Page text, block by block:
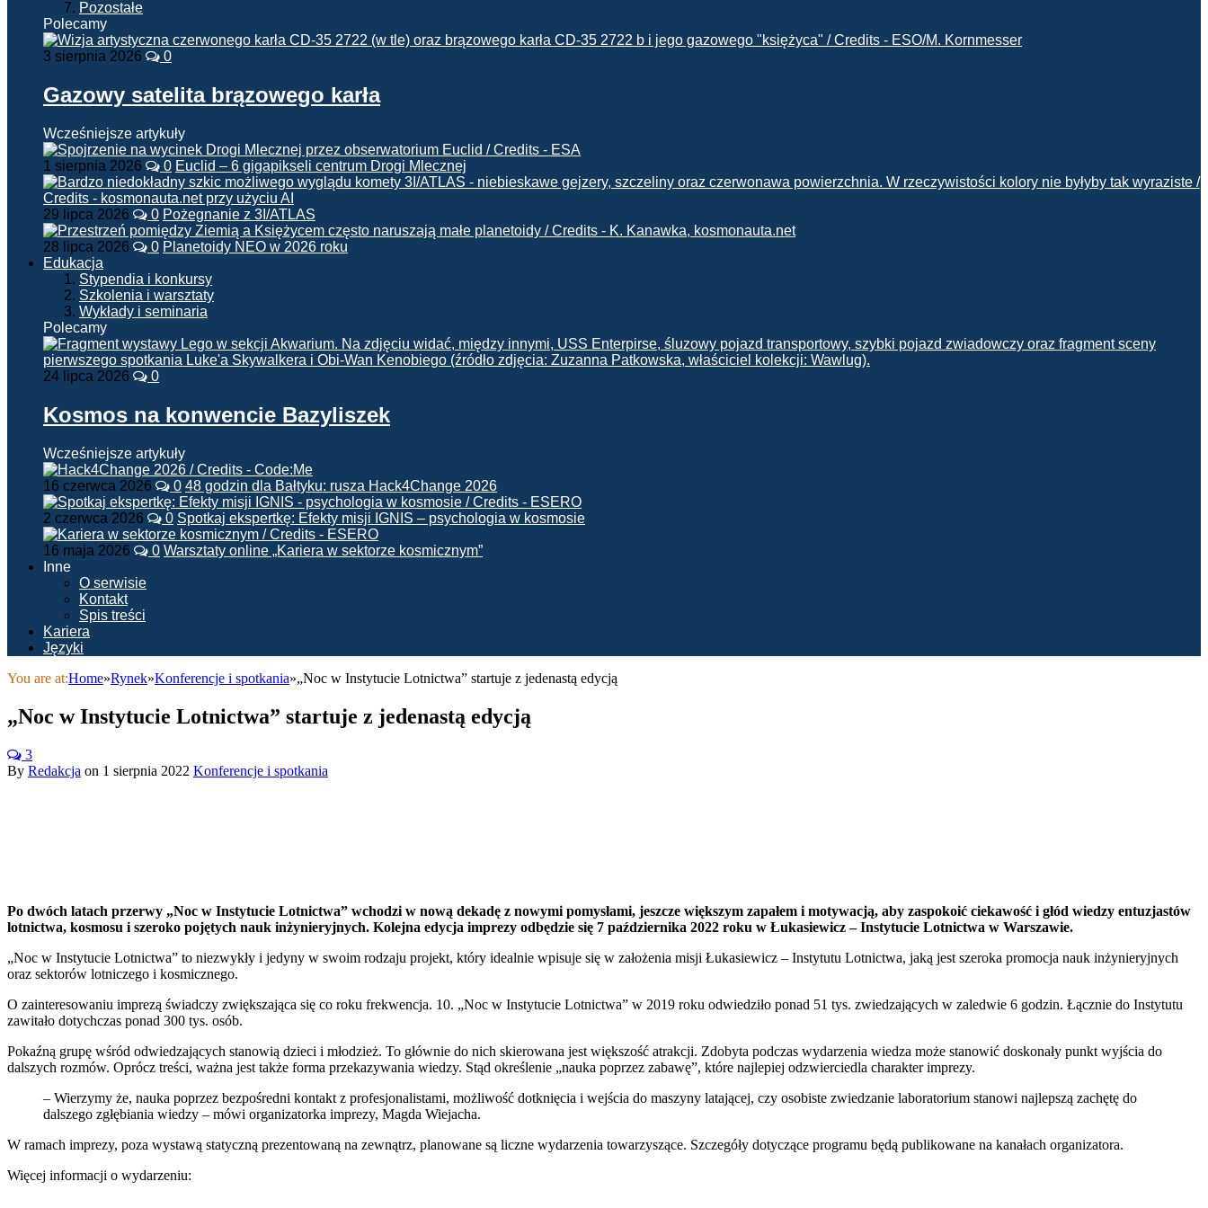
Pozostałe
Polecamy
3 sierpnia 2026 0
Gazowy satelita brązowego karła
Wcześniejsze artykuły
1 sierpnia 2026 0 Euclid – 6 gigapikseli centrum Drogi Mlecznej
29 lipca 2026 0 Pożegnanie z 3I/ATLAS
28 lipca 2026 0 Planetoidy NEO w 2026 roku
Edukacja
Stypendia i konkursy
Szkolenia i warsztaty
Wykłady i seminaria
Polecamy
24 lipca 2026 0
Kosmos na konwencie Bazyliszek
Wcześniejsze artykuły
16 czerwca 2026 0 48 godzin dla Bałtyku: rusza Hack4Change 2026
2 czerwca 2026 0 Spotkaj ekspertkę: Efekty misji IGNIS – psychologia w kosmosie
16 maja 2026 0 Warsztaty online „Kariera w sektorze kosmicznym”
Inne
O serwisie
Kontakt
Spis treści
Kariera
Języki
You are at:Home»Rynek»Konferencje i spotkania»„Noc w Instytucie Lotnictwa” startuje z jedenastą edycją
„Noc w Instytucie Lotnictwa” startuje z jedenastą edycją
3
By Redakcja on 1 sierpnia 2022 Konferencje i spotkania
Po dwóch latach przerwy „Noc w Instytucie Lotnictwa” wchodzi w nową dekadę z nowymi pomysłami, jeszcze większym zapałem i motywacją, aby zaspokoić ciekawość i głód wiedzy entuzjastów
lotnictwa, kosmosu i szeroko pojętych nauk inżynieryjnych. Kolejna edycja imprezy odbędzie się 7 października 2022 roku w Łukasiewicz – Instytucie Lotnictwa w Warszawie.
„Noc w Instytucie Lotnictwa” to niezwykły i jedyny w swoim rodzaju projekt, który idealnie wpisuje się w założenia misji Łukasiewicz – Instytutu Lotnictwa, jaką jest szeroka promocja nauk inżynieryjnych
oraz sektorów lotniczego i kosmicznego.
O zainteresowaniu imprezą świadczy zwiększająca się co roku frekwencja. 10. „Noc w Instytucie Lotnictwa” w 2019 roku odwiedziło ponad 51 tys. zwiedzających w zaledwie 6 godzin. Łącznie do Instytutu
zawitało dotychczas ponad 300 tys. osób.
Pokaźną grupę wśród odwiedzających stanowią dzieci i młodzież. To głównie do nich skierowana jest większość atrakcji. Zdobyta podczas wydarzenia wiedza może stanowić doskonały punkt wyjścia do
dalszych rozmów. Oprócz treści, ważna jest także forma przekazywania wiedzy. Stąd określenie „nauka poprzez zabawę”, które najlepiej odzwierciedla charakter imprezy.
– Wierzymy że, nauka poprzez bezpośredni kontakt z profesjonalistami, możliwość dotknięcia i wejścia do maszyny latającej, czy osobiste zwiedzanie laboratorium stanowi najlepszą zachętę do
dalszego zgłębiania wiedzy – mówi organizatorka imprezy, Magda Wiejacha.
W ramach imprezy, poza wystawą statyczną prezentowaną na zewnątrz, planowane są liczne wydarzenia towarzyszące. Szczegóły dotyczące programu będą publikowane na kanałach organizatora.
Więcej informacji o wydarzeniu: